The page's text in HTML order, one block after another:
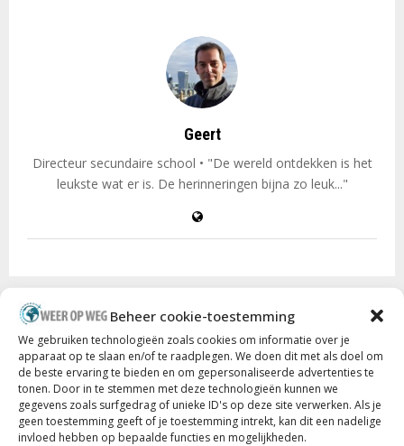
Beheer cookie-toestemming
We gebruiken technologieën zoals cookies om informatie over je
apparaat op te slaan en/of te raadplegen. We doen dit met als doel om
de beste ervaring te bieden en om gepersonaliseerde advertenties te
tonen. Door in te stemmen met deze technologieën kunnen we
gegevens zoals surfgedrag of unieke ID's op deze site verwerken. Als je
geen toestemming geeft of je toestemming intrekt, kan dit een nadelige
invloed hebben op bepaalde functies en mogelijkheden.
Geert
Directeur secundaire school • "De wereld ontdekken is het
leukste wat er is. De herinneringen bijna zo leuk..."
NIEUWSTE POSTS
Parc Chlorophylle: natuureducatie op een
originele manier
6 augustus 2024 0